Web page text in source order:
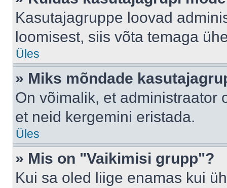
Kasutajagruppe loovad
loomisest, siis võta temaga
Üles
» Miks mõndade
On võimalik, et administraator
et neid kergemini eristada.
Üles
» Mis on "Vaikimisi grupp"?
Kui sa oled liige enamas kui